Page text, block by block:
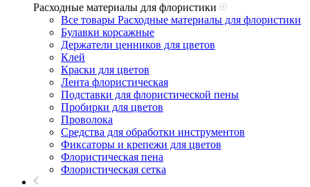
Расходные материалы для флористики
Все товары Расходные материалы для флористики
Булавки корсажные
Держатели ценников для цветов
Клей
Краски для цветов
Лента флористическая
Подставки для флористической пены
Пробирки для цветов
Проволока
Средства для обработки инструментов
Фиксаторы и крепежи для цветов
Флористическая пена
Флористическая сетка